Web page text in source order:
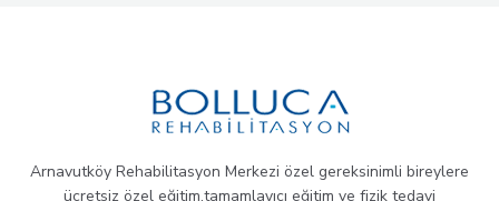
Arnavutköy Rehabilitasyon Merkezi özel gereksinimli bireylere
ücretsiz özel eğitim,tamamlayıcı eğitim ve fizik tedavi